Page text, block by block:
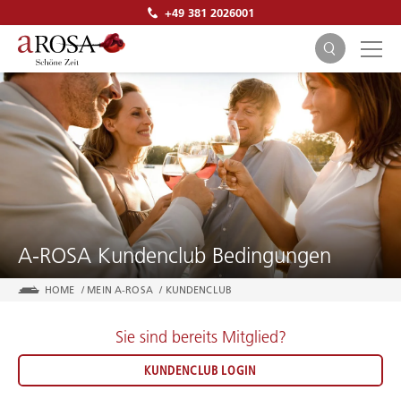
+49 381 2026001
SUCHEN
A-ROSA Kundenclub Bedingungen
HOME / MEIN A-ROSA / KUNDENCLUB
Sie sind bereits Mitglied?
KUNDENCLUB LOGIN